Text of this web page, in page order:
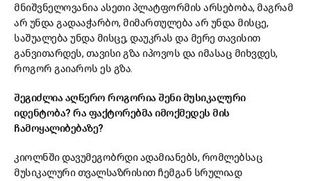
მნიშვნელოვანია ასეთი პლატფორმის არსებობა, მაგრამ
არ უნდა გადააჭარბო, მიმართულება არ უნდა მისცე,
საშუალება უნდა მისცე, დაუკრას და მერე თავისით
განვითარდეს, თავისი გზა იპოვოს და იმასაც მიხვდეს,
როგორ გაიაროს ეს გზა.
შეგიძლია აღწერო როგორია შენი მუსიკალური
იდენტობა? რა ფაქტორებმა იმოქმედეს მის
ჩამოყალიბებაზე?
კიოლნში დავუმეგობრდი ადამიანებს, რომლებსაც
მუსიკალური თვალსაზრისით ჩემგან სრულიად